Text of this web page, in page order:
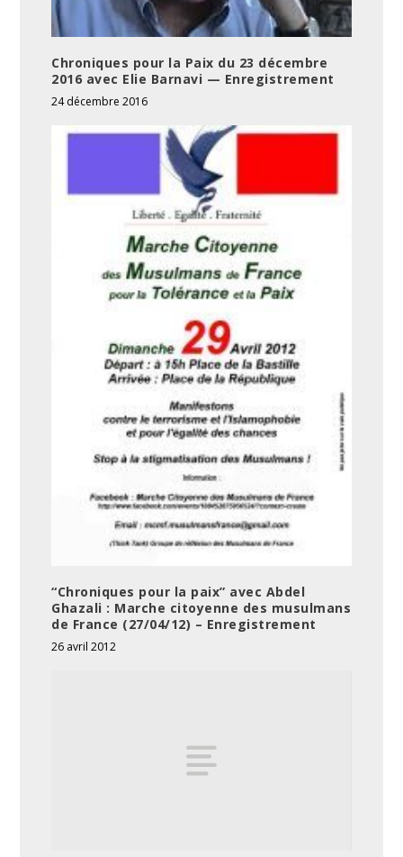
Chroniques pour la Paix du 23 décembre
2016 avec Elie Barnavi — Enregistrement
24 décembre 2016
“Chroniques pour la paix” avec Abdel
Ghazali : Marche citoyenne des musulmans
de France (27/04/12) – Enregistrement
26 avril 2012